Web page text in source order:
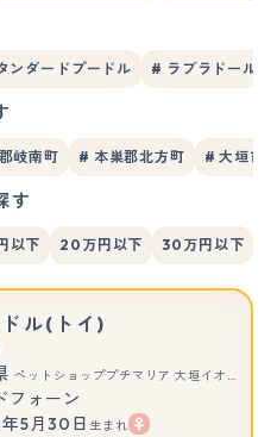
ンダードプードル # ラブラドールレ
岐南町 # 本巣郡北方町 # 大垣市
す
以下 20万円以下 30万円以下
ドル(トイ)
ペットショッププチマリア 大垣イオンモール店
フォーン
5月30日 生まれ